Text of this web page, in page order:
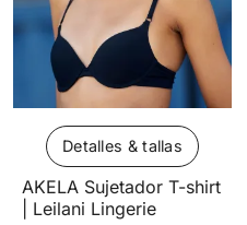
Detalles & tallas
AKELA Sujetador T-shirt
| Leilani Lingerie